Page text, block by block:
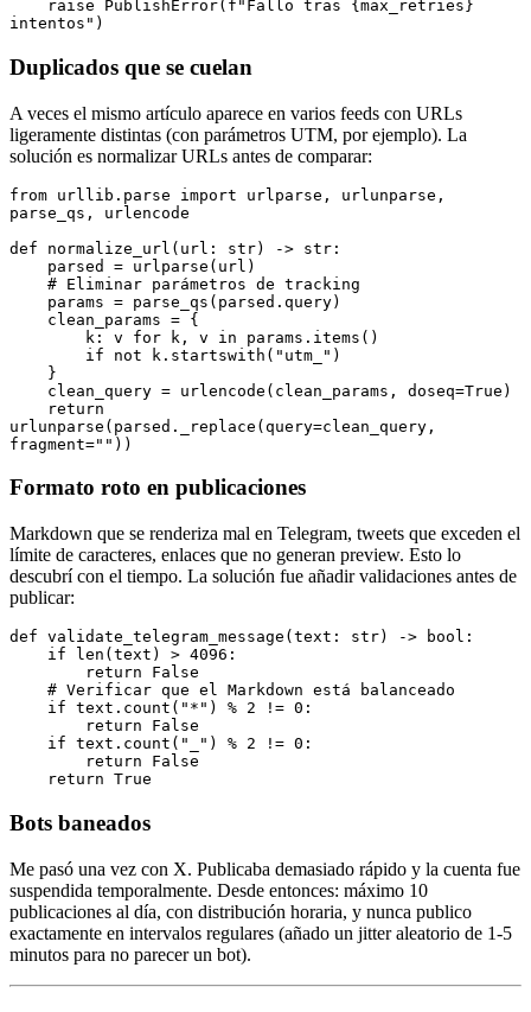
    raise
PublishError( f "Fallo tras { max_retries }
intentos" )
Duplicados que se cuelan
A veces el mismo artículo aparece en varios feeds con URLs
ligeramente distintas (con parámetros UTM, por ejemplo). La
solución es normalizar URLs antes de comparar:
from urllib . parse import urlparse , urlunparse ,
parse_qs ,
urlencode
def normalize_url ( url : str) -> str :
    parsed
= urlparse (url)
    # Eliminar parámetros de tracking
    params
= parse_qs (parsed.query)
    clean_params
= {
        k
: v for k , v in params . items ()
        if
not k . startswith ( "utm_" )
    }
    clean_query
= urlencode (clean_params, doseq=True )
    return
urlunparse (parsed. _replace (query=clean_query,
fragment="" ))
Formato roto en publicaciones
Markdown que se renderiza mal en Telegram, tweets que exceden el
límite de caracteres, enlaces que no generan preview. Esto lo
descubrí con el tiempo. La solución fue añadir validaciones antes de
publicar:
def validate_telegram_message ( text : str) -> bool :
    if
len (text) > 4096 :
        return
False
    # Verificar que el Markdown está balanceado
    if
text . count ( "*" ) % 2 != 0 :
        return
False
    if
text . count ( "_" ) % 2 != 0 :
        return
False
    return
True
Bots baneados
Me pasó una vez con X. Publicaba demasiado rápido y la cuenta fue
suspendida temporalmente. Desde entonces: máximo 10
publicaciones al día, con distribución horaria, y nunca publico
exactamente en intervalos regulares (añado un jitter aleatorio de 1-5
minutos para no parecer un bot).